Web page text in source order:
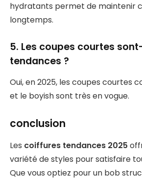
hydratants permet de maintenir
longtemps.
5. Les coupes courtes
tendances ?
Oui, en 2025, les coupes courtes
et le boyish sont très en vogue.
conclusion
Les coiffures tendances 2025
variété de styles pour satisfaire
Que vous optiez pour un bob